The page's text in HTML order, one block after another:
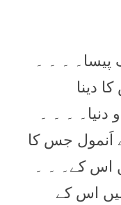
پیسا۔ ۔ ۔ ۔
دینا
دنیا۔ ۔ ۔ ۔
اَنمول جس کا
اس کے۔ ۔ ۔
اس کے